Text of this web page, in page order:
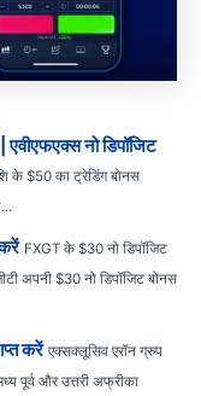
एवीएफएक्स नो डिपॉजिट
के $50 का ट्रेडिंग बोनस
FXGT के $30 नो डिपॉजिट
अपनी $30 नो डिपॉजिट बोनस
करें एक्सक्लूसिव एरॉन ग्रुप
पूर्व और उत्तरी अफ्रीका